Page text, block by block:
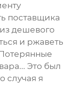
поставщика
дешевого
и ржаветь
Это был
случая я